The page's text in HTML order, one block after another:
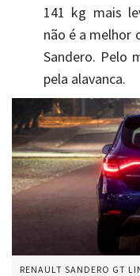
141 kg mais
não é a melhor
Sandero. Pelo
pela alavanca.
RENAULT SANDERO GT